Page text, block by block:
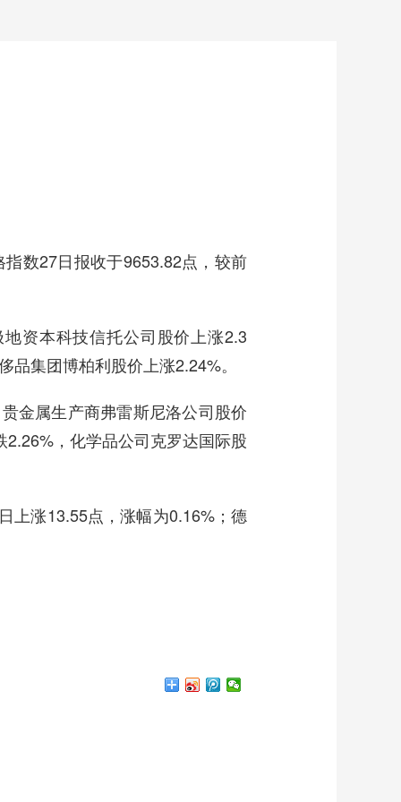
数27日报收于9653.82点，较前
资本科技信托公司股价上涨2.3
集团博柏利股价上涨2.24%。
属生产商弗雷斯尼洛公司股价
，化学品公司克罗达国际股
涨13.55点，涨幅为0.16%；德